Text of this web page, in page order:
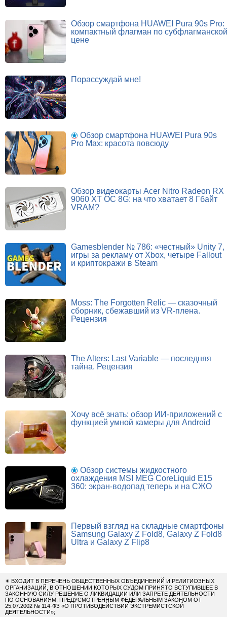
Обзор смартфона HUAWEI Pura 90s Pro:
компактный флагман по субфлагманской
цене
Порассуждай мне!
Обзор смартфона HUAWEI Pura 90s
Pro Max: красота повсюду
Обзор видеокарты Acer Nitro Radeon RX
9060 XT OC 8G: на что хватает 8 Гбайт
VRAM?
Gamesblender № 786: «честный» Unity 7,
игры за рекламу от Xbox, четыре Fallout
и криптокражи в Steam
Moss: The Forgotten Relic — сказочный
сборник, сбежавший из VR-плена.
Рецензия
The Alters: Last Variable — последняя
тайна. Рецензия
Хочу всё знать: обзор ИИ-приложений с
функцией умной камеры для Android
Обзор системы жидкостного
охлаждения MSI MEG CoreLiquid E15
360: экран-водопад теперь и на СЖО
Первый взгляд на складные смартфоны
Samsung Galaxy Z Fold8, Galaxy Z Fold8
Ultra и Galaxy Z Flip8
✴ ВХОДИТ В ПЕРЕЧЕНЬ ОБЩЕСТВЕННЫХ ОБЪЕДИНЕНИЙ И РЕЛИГИОЗНЫХ
ОРГАНИЗАЦИЙ, В ОТНОШЕНИИ КОТОРЫХ СУДОМ ПРИНЯТО ВСТУПИВШЕЕ В
ЗАКОННУЮ СИЛУ РЕШЕНИЕ О ЛИКВИДАЦИИ ИЛИ ЗАПРЕТЕ ДЕЯТЕЛЬНОСТИ
ПО ОСНОВАНИЯМ, ПРЕДУСМОТРЕННЫМ ФЕДЕРАЛЬНЫМ ЗАКОНОМ ОТ
25.07.2002 № 114-ФЗ «О ПРОТИВОДЕЙСТВИИ ЭКСТРЕМИСТСКОЙ
ДЕЯТЕЛЬНОСТИ»;